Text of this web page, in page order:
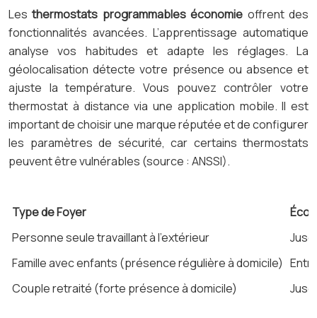
Lesthermostats programmables économie offrent des
fonctionnalités avancées. L’apprentissage automatique
analyse vos habitudes et adapte les réglages. La
géolocalisation détecte votre présence ou absence et
ajuste la température. Vous pouvez contrôler votre
thermostat à distance via une application mobile. Il est
important de choisir une marque réputée et de configurer
les paramètres de sécurité, car certains thermostats
peuvent être vulnérables (source : ANSSI).
Type de Foyer
Personne seule travaillant à l’extérieur
Famille avec enfants (présence régulière à domicile)
Couple retraité (forte présence à domicile)